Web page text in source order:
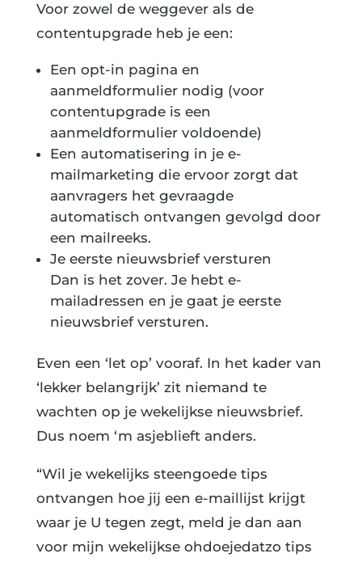
Voor zowel de weggever als de
contentupgrade heb je een:
Een opt-in pagina en
aanmeldformulier nodig (voor
contentupgrade is een
aanmeldformulier voldoende)
Een automatisering in je e-
mailmarketing die ervoor zorgt dat
aanvragers het gevraagde
automatisch ontvangen gevolgd door
een mailreeks.
Je eerste nieuwsbrief versturen
Dan is het zover. Je hebt e-
mailadressen en je gaat je eerste
nieuwsbrief versturen.
Even een ‘let op’ vooraf. In het kader van
‘lekker belangrijk’ zit niemand te
wachten op je wekelijkse nieuwsbrief.
Dus noem ‘m asjeblieft anders.
“Wil je wekelijks steengoede tips
ontvangen hoe jij een e-maillijst krijgt
waar je U tegen zegt, meld je dan aan
voor mijn wekelijkse ohdoejedatzo tips